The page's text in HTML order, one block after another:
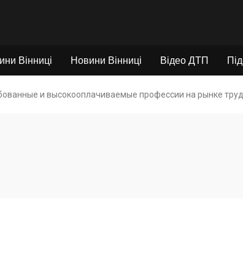
Вінниці Новини Вінниці Відео ДТП
и высокооплачиваемые профессии на рынке